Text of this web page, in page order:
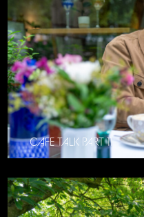
CAFE TALK PART 11